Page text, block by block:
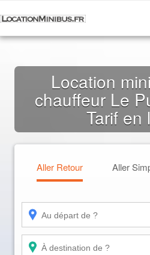
Location
chauffeur Le
Tarif en
Aller Retour Aller